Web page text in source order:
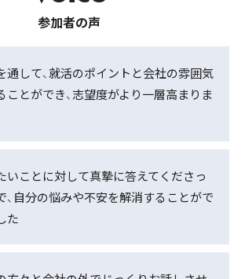
参加者の声
通して、就活のポイントと会社の雰囲気
ことができ、志望度がより一層高まりま
いことに対して真摯に答えてくださっ
、自分の悩みや不安を解消することがで
た